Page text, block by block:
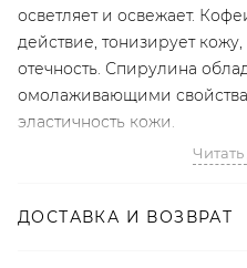
осветляет и освежает.
действие, тонизирует кожу,
отечность. Спирулина
омолаживающими
эластичность кожи.
- Сделано в Корее с
ДОСТАВКА И ВОЗВРАТ